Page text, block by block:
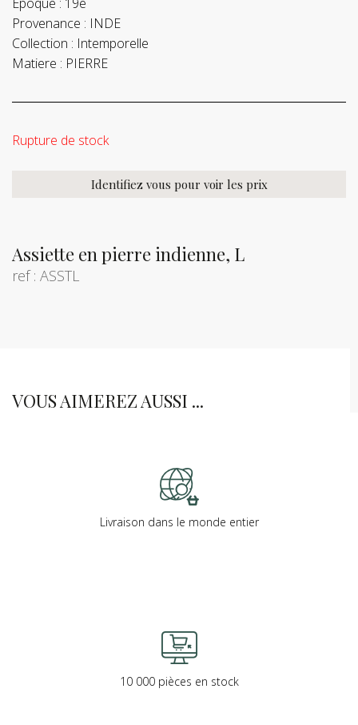
Assiette en pierre indienne, L
ref : ASSTL
Epoque : 19e
Provenance : INDE
Collection : Intemporelle
Matiere : PIERRE
Rupture de stock
Identifiez vous pour voir les prix
VOUS AIMEREZ AUSSI ...
Livraison dans le monde entier
10 000 pièces en stock